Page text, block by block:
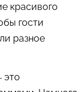
красивого
гости
разное
это